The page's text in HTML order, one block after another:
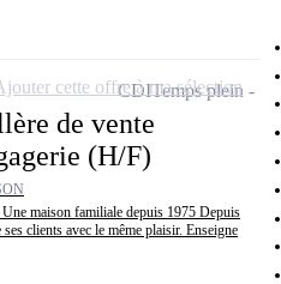
de vente
(H/F)
maison familiale depuis 1975 Depuis
clients avec le même plaisir. Enseigne
CDITemps plein
cette offre à ma sélection